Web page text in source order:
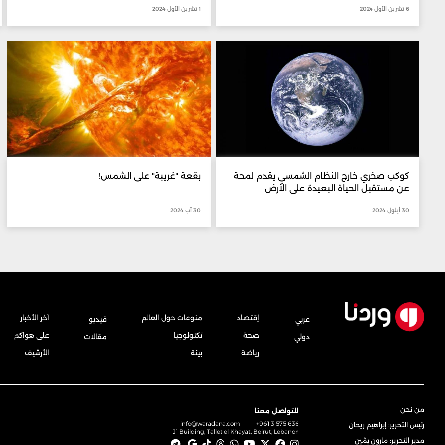
6 تشرين الأول 2024 1 تشرين الأول 2024
كوكب صخري خارج النظام الشمسي يقدم لمحة
عن مستقبل الحياة البعيدة على الأرض
30 أيلول 2024
بقعة "غريبة" على الشمس!
30 آب 2024
عربي
دولي
إقتصاد
صحة
رياضة
منوعات حول العالم
تكنولوجيا
بيئة
فيديو
مقالات
آخر الأخبار
على هواكم
الأرشيف
من نحن
رئيس التحرير: إبراهيم ريحان
مدير التحرير: مارون يمّين
للتواصل معنا
info@waradana.com
+961 3 575 636
J1 Building, Tallet el Khayat, Beirut, Lebanon